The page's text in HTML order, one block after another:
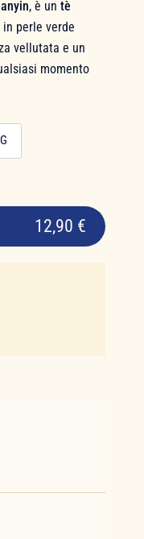
, è untè
perle verde
vellutata e un
momento
12,90 €